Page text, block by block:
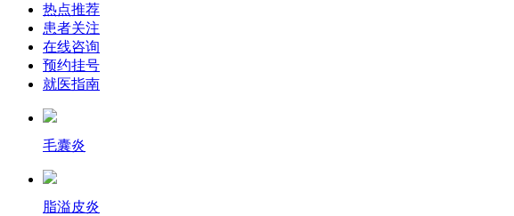
热点推荐
患者关注
在线咨询
预约挂号
就医指南
毛囊炎
脂溢皮炎